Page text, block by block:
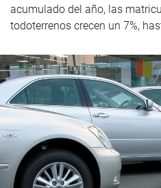
acumulado del año, las
todoterrenos crecen un 7%,